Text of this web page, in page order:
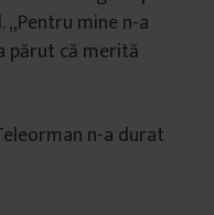
mine n-a
părut că merită
n-a durat